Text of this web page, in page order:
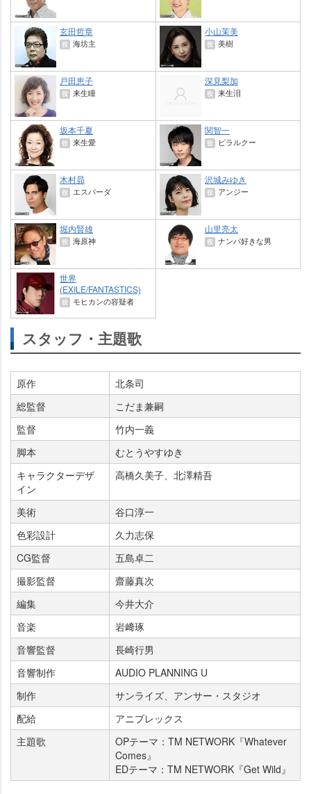
玄田哲章
役 海坊主
小山茉美
役 美樹
戸田恵子
役 来生瞳
深見梨加
役 来生泪
坂本千夏
役 来生愛
関智一
役 ピラルクー
木村昴
役 エスパーダ
沢城みゆき
役 アンジー
堀内賢雄
役 海原神
山里亮太
役 ナンパ好きな男
世界
(EXILE/FANTASTICS)
役 モヒカンの容疑者
スタッフ・主題歌
原作
北条司
総監督
こだま兼嗣
監督
竹内一義
脚本
むとうやすゆき
キャラクターデザ
イン
高橋久美子、北澤精吾
美術
谷口淳一
色彩設計
久力志保
CG監督
五島卓二
撮影監督
齋藤真次
編集
今井大介
音楽
﨑琢
音響監督
長崎行男
音響制作
AUDIO PLANNING U
制作
サンライズ、アンサー・スタジオ
配給
アニプレックス
主題歌
OPテーマ：TM NETWORK『Whatever
Comes』
EDテーマ：TM NETWORK『Get Wild』